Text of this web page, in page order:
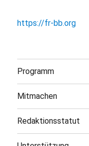
https://fr-bb.org
Programm
Mitmachen
Redaktionsstatut